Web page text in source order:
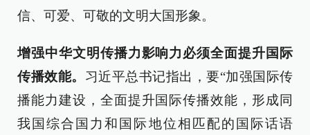
信、可爱、可敬的文明大国形象。
增强中华文明传播力影响力必须全面提升国际
传播效能。 习近平总书记指出，要“加强国际传
播能力建设，全面提升国际传播效能，形成同
我国综合国力和国际地位相匹配的国际话语